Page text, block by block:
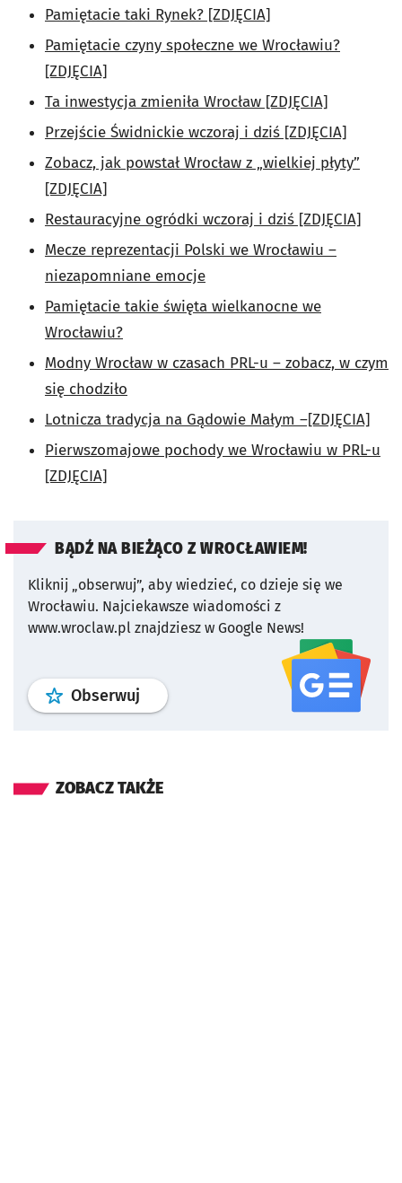
Pamiętacie taki Rynek? [ZDJĘCIA]
Pamiętacie czyny społeczne we Wrocławiu?
[ZDJĘCIA]
Ta inwestycja zmieniła Wrocław [ZDJĘCIA]
Przejście Świdnickie wczoraj i dziś [ZDJĘCIA]
Zobacz, jak powstał Wrocław z „wielkiej płyty”
[ZDJĘCIA]
Restauracyjne ogródki wczoraj i dziś [ZDJĘCIA]
Mecze reprezentacji Polski we Wrocławiu –
niezapomniane emocje
Pamiętacie takie święta wielkanocne we
Wrocławiu?
Modny Wrocław w czasach PRL-u – zobacz, w czym
się chodziło
Lotnicza tradycja na Gądowie Małym –[ZDJĘCIA]
Pierwszomajowe pochody we Wrocławiu w PRL-u
[ZDJĘCIA]
BĄDŹ NA BIEŻĄCO Z WROCŁAWIEM!
Kliknij „obserwuj”, aby wiedzieć, co dzieje się we
Wrocławiu. Najciekawsze wiadomości z
www.wroclaw.pl znajdziesz w Google News!
Obserwuj profil serwisu
ZOBACZ TAKŻE